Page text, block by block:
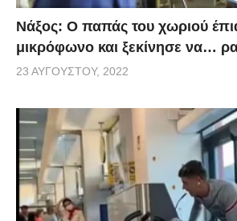
Νάξος: Ο παπάς του χωριού
μικρόφωνο και ξεκίνησε να…
23 ΑΥΓΟΎΣΤΟΥ, 2022